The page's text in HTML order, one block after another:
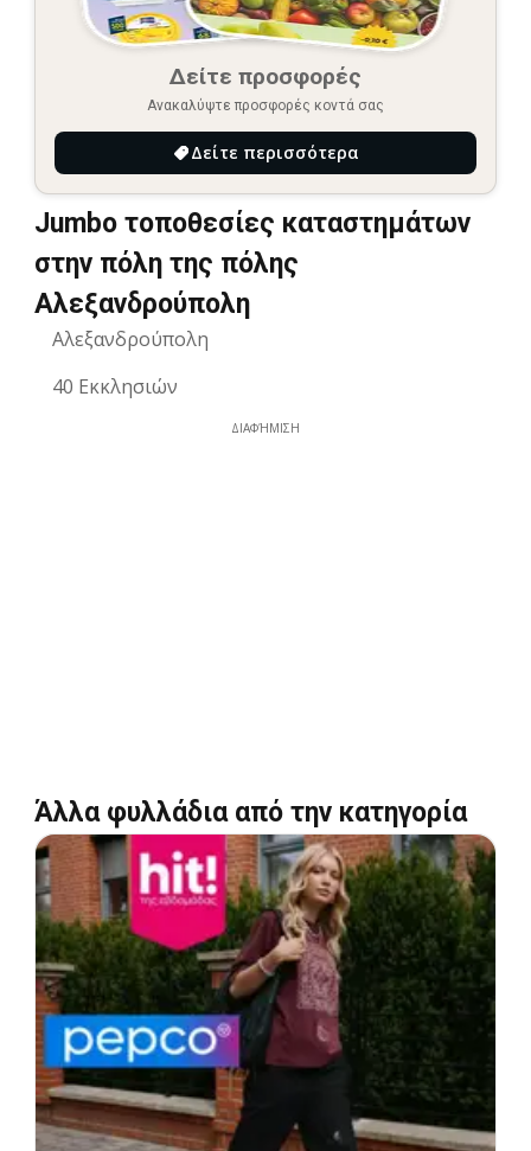
Δείτε προσφορές
Ανακαλύψτε προσφορές κοντά σας
Δείτε περισσότερα
Jumbo τοποθεσίες καταστημάτων
στην πόλη της πόλης
Αλεξανδρούπολη
Αλεξανδρούπολη
40 Εκκλησιών
ΔΙΑΦΉΜΙΣΗ
Άλλα φυλλάδια από την κατηγορία